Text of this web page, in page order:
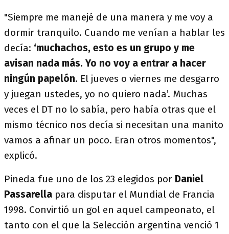
"Siempre me manejé de una manera y me voy a
dormir tranquilo. Cuando me venían a hablar les
decía: ‘muchachos, esto es un grupo y me
avisan nada más. Yo no voy a entrar a hacer
ningún papelón. El jueves o viernes me desgarro
y juegan ustedes, yo no quiero nada’. Muchas
veces el DT no lo sabía, pero había otras que el
mismo técnico nos decía si necesitan una manito
vamos a afinar un poco. Eran otros momentos",
explicó.
Pineda fue uno de los 23 elegidos por Daniel
Passarella para disputar el Mundial de Francia
1998. Convirtió un gol en aquel campeonato, el
tanto con el que la Selección argentina venció 1